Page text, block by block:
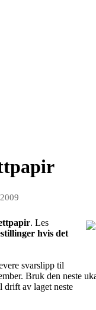
. Les
hvis det
svarslipp til
Bruk den neste
drift av laget neste